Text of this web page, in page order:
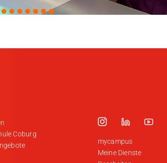
Coburg
mycampus
Meine Dienste